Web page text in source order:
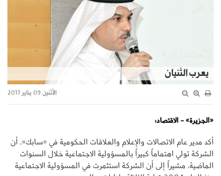
يعرب الثنيان
الأثنين 09 يناير 2017
«الجزيرة» - الاقتصاد:
أكد مدير عام الاتصالات والإعلام والعلاقات الحكومية في «سابك»، أن
الشركة تولي اهتماماً كبيراً بالمسؤولية الاجتماعية خلال السنوات
الماضية، مشيراً إلى أن الشركة استثمرت في المسؤولية الاجتماعية